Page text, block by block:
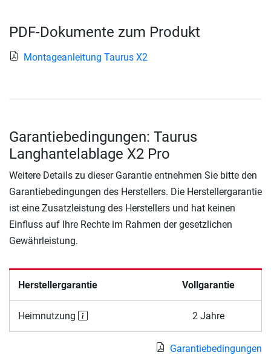
PDF-Dokumente zum Produkt
Montageanleitung Taurus X2
Garantiebedingungen: Taurus
Langhantelablage X2 Pro
Weitere Details zu dieser Garantie entnehmen Sie bitte den
Garantiebedingungen des Herstellers. Die Herstellergarantie
ist eine Zusatzleistung des Herstellers und hat keinen
Einfluss auf Ihre Rechte im Rahmen der gesetzlichen
Gewährleistung.
Herstellergarantie Vollgarantie
Heimnutzung 2 Jahre
Garantiebedingungen